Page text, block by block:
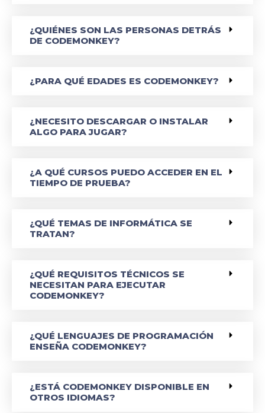
¿QUIÉNES SON LAS PERSONAS DETRÁS
DE CODEMONKEY?
¿PARA QUÉ EDADES ES CODEMONKEY?
¿NECESITO DESCARGAR O INSTALAR
ALGO PARA JUGAR?
¿A QUÉ CURSOS PUEDO ACCEDER EN EL
TIEMPO DE PRUEBA?
¿QUÉ TEMAS DE INFORMÁTICA SE
TRATAN?
¿QUÉ REQUISITOS TÉCNICOS SE
NECESITAN PARA EJECUTAR
CODEMONKEY?
¿QUÉ LENGUAJES DE PROGRAMACIÓN
ENSEÑA CODEMONKEY?
¿ESTÁ CODEMONKEY DISPONIBLE EN
OTROS IDIOMAS?